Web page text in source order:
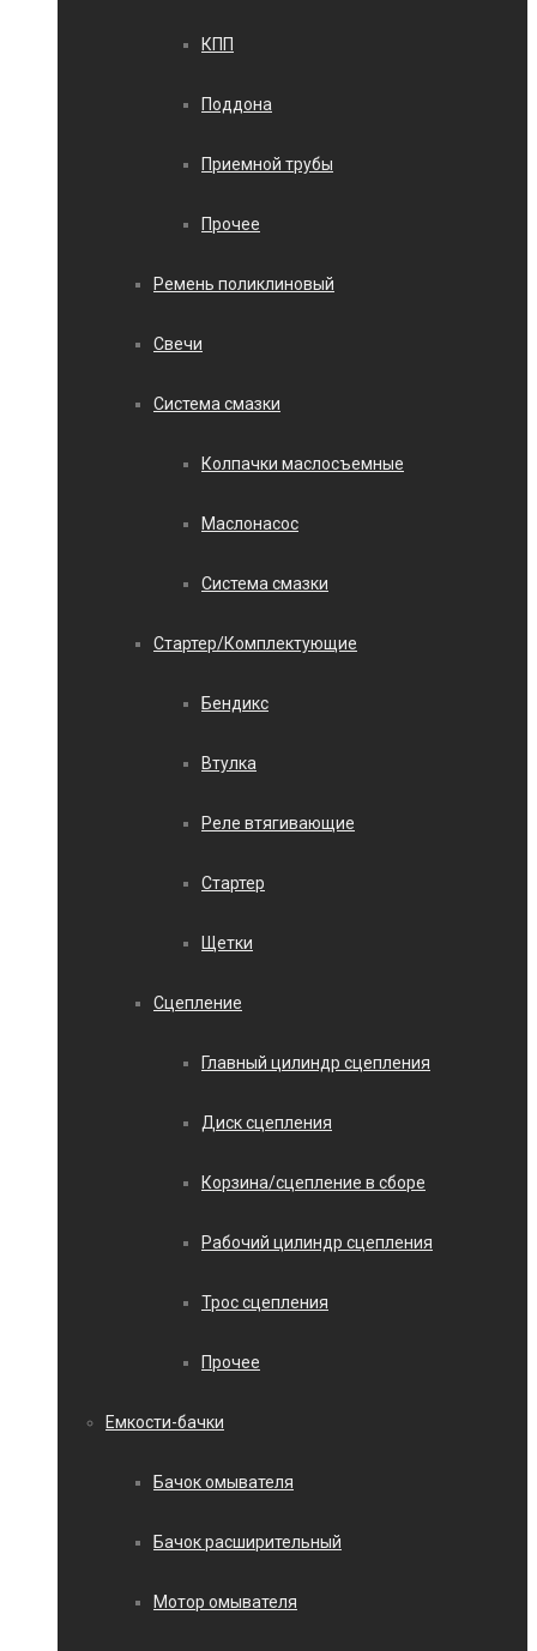
КПП
Поддона
Приемной трубы
Прочее
Ремень поликлиновый
Свечи
Система смазки
Колпачки маслосъемные
Маслонасос
Система смазки
Стартер/Комплектующие
Бендикс
Втулка
Реле втягивающие
Стартер
Щетки
Сцепление
Главный цилиндр сцепления
Диск сцепления
Корзина/сцепление в сборе
Рабочий цилиндр сцепления
Трос сцепления
Прочее
Емкости-бачки
Бачок омывателя
Бачок расширительный
Мотор омывателя